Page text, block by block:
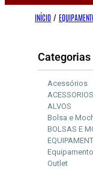
INÍCIO /
Categorias
Acessórios
ACESSORIOS
ALVOS
Bolsa e
BOLSAS E
Outlet